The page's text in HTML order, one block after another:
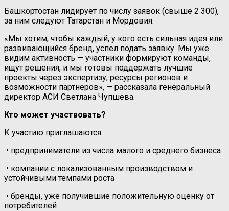
Башкортостан лидирует по числу заявок (свыше 2 300),
за ним следуют Татарстан и Мордовия.
«Мы хотим, чтобы каждый, у кого есть сильная идея или
развивающийся бренд, успел подать заявку. Мы уже
видим активность — участники формируют команды,
ищут решения, и мы готовы поддержать лучшие
проекты через экспертизу, ресурсы регионов и
возможности партнёров», — рассказала генеральный
директор АСИ Светлана Чупшева.
Кто может участвовать?
К участию приглашаются:
• предприниматели из числа малого и среднего бизнеса
• компании с локализованным производством и
устойчивыми темпами роста
• бренды, уже получившие положительную оценку от
потребителей